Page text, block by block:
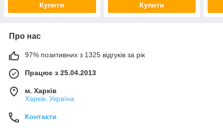
Купити Купити
Про нас
97% позитивних з 1325 відгуків за рік
Працює з 25.04.2013
м. Харків
Харків, Україна
Контакти